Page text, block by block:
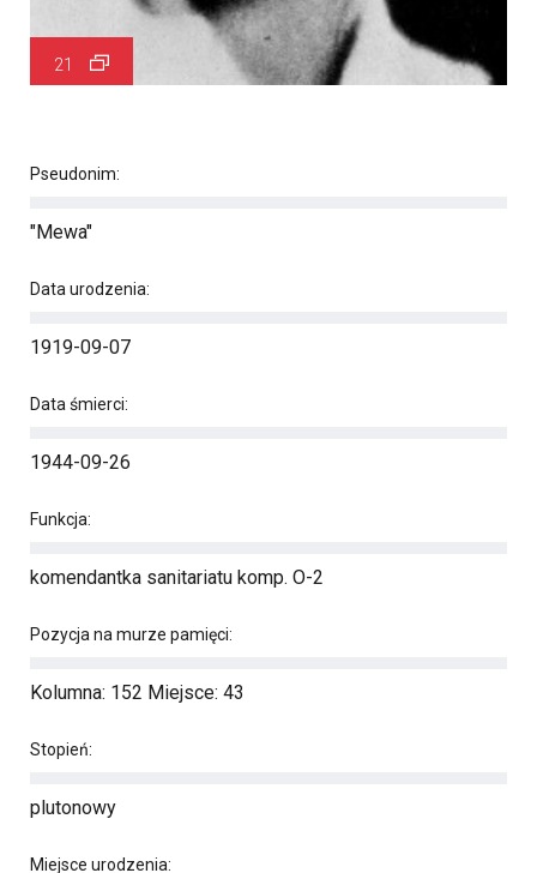
21
Pseudonim:
"Mewa"
Data urodzenia:
1919-09-07
Data śmierci:
1944-09-26
Funkcja:
komendantka sanitariatu komp. O-2
Pozycja na murze pamięci:
Kolumna: 152 Miejsce: 43
Stopień:
plutonowy
Miejsce urodzenia: